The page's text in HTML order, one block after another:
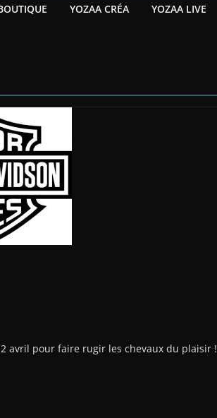
YOZAA CRÉA YOZAA LIVE
avril pour faire rugir les chevaux du plaisir !